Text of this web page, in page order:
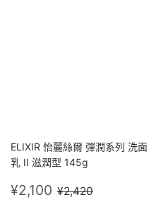
ELIXIR 怡麗絲爾 彈潤系列 洗面
乳 II 滋潤型 145g
售
¥2,100 ¥2,100
定價
¥2,420